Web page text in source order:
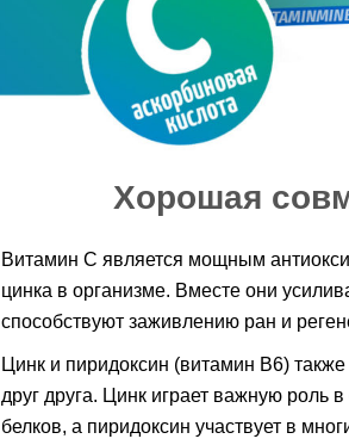
Хорошая
Витамин С является мощным
цинка в организме. Вместе они
способствуют заживлению ран и
Цинк и пиридоксин (витамин B6)
друг друга. Цинк играет важную роль
белков, а пиридоксин участвует в